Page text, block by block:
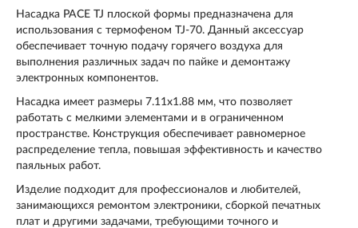
Насадка PACE TJ плоской формы предназначена для
использования с термофеном TJ-70. Данный аксессуар
обеспечивает точную подачу горячего воздуха для
выполнения различных задач по пайке и демонтажу
электронных компонентов.
Насадка имеет размеры 7.11x1.88 мм, что позволяет
работать с мелкими элементами и в ограниченном
пространстве. Конструкция обеспечивает равномерное
распределение тепла, повышая эффективность и качество
паяльных работ.
Изделие подходит для профессионалов и любителей,
занимающихся ремонтом электроники, сборкой печатных
плат и другими задачами, требующими точного и